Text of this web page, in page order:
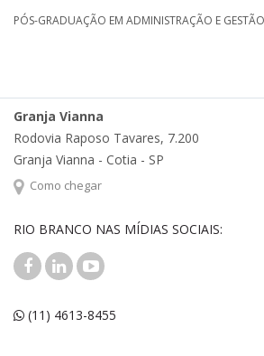
PÓS-GRADUAÇÃO EM ADMINISTRAÇÃO E
Granja Vianna
Rodovia Raposo Tavares, 7.200
Granja Vianna - Cotia - SP
Como chegar
RIO BRANCO NAS MÍDIAS SOCIAIS:
(11) 4613-8455